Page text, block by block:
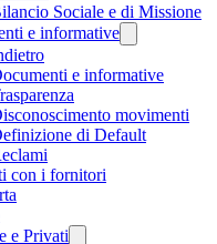
Sociale e di Missione
e informative
e informative
movimenti
di Default
con i fornitori
e Privati